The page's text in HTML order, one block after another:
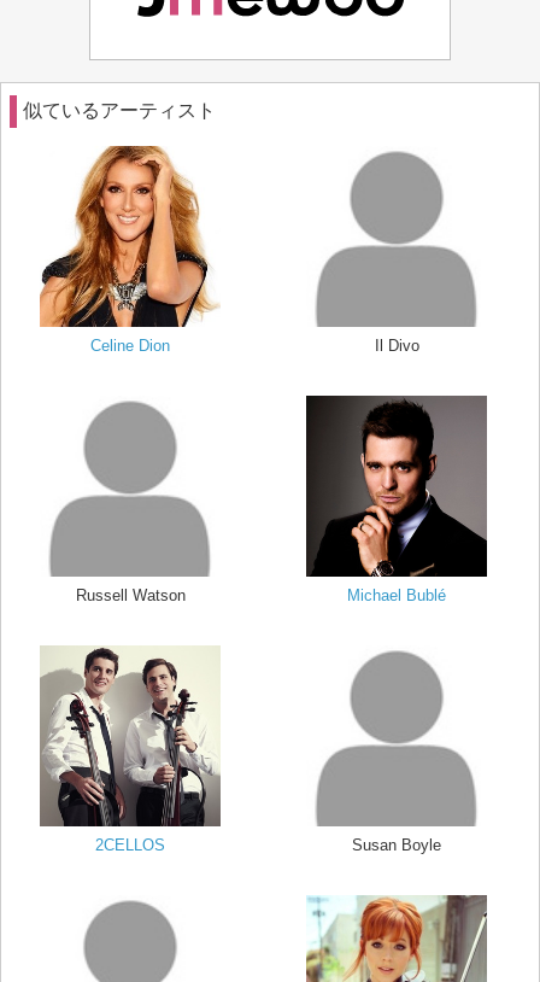
似ているアーティスト
Celine Dion Il Divo
Russell Watson Michael Bublé
2CELLOS Susan Boyle